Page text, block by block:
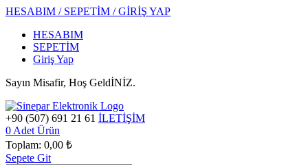
HESABIM / SEPETİM / GİRİŞ YAP
HESABIM
SEPETİM
Giriş Yap
Sayın Misafir, Hoş GeldİNİZ.
+90 (507) 691 21 61 İLETİŞİM
0 Adet Ürün
Toplam: 0,00 ₺
Sepete Git